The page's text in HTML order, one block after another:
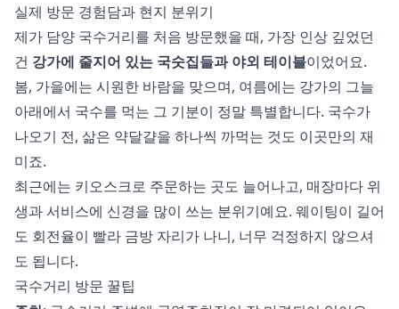
실제 방문 경험담과 현지 분위기
제가 담양 국수거리를 처음 방문했을 때, 가장 인상 깊었던
건 강가에 줄지어 있는 국숫집들과 야외 테이블이었어요.
봄, 가을에는 시원한 바람을 맞으며, 여름에는 강가의 그늘
아래에서 국수를 먹는 그 기분이 정말 특별합니다. 국수가
나오기 전, 삶은 약달걀을 하나씩 까먹는 것도 이곳만의 재
미죠.
최근에는 키오스크로 주문하는 곳도 늘어나고, 매장마다 위
생과 서비스에 신경을 많이 쓰는 분위기예요. 웨이팅이 길어
도 회전율이 빨라 금방 자리가 나니, 너무 걱정하지 않으셔
도 됩니다.
국수거리 방문 꿀팁